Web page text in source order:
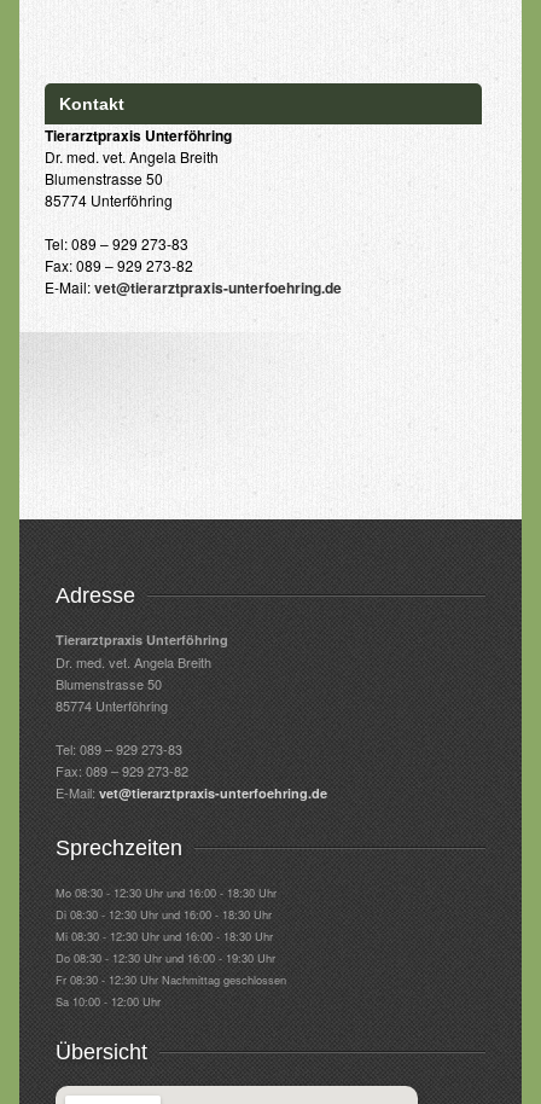
Kontakt
Kontakt
Tierarztpraxis Unterföhring
Dr. med. vet. Angela Breith
Blumenstrasse 50
85774 Unterföhring
Tel: 089 – 929 273-83
Fax: 089 – 929 273-82
E-Mail:vet@tierarztpraxis-unterfoehring.de
Adresse
Tierarztpraxis Unterföhring
Dr. med. vet. Angela Breith
Blumenstrasse 50
85774 Unterföhring
Tel: 089 – 929 273-83
Fax: 089 – 929 273-82
E-Mail: vet@tierarztpraxis-unterfoehring.de
Sprechzeiten
Mo 08:30 - 12:30 Uhr und 16:00 - 18:30 Uhr
Di 08:30 - 12:30 Uhr und 16:00 - 18:30 Uhr
Mi 08:30 - 12:30 Uhr und 16:00 - 18:30 Uhr
Do 08:30 - 12:30 Uhr und 16:00 - 19:30 Uhr
Fr 08:30 - 12:30 Uhr Nachmittag geschlossen
Sa 10:00 - 12:00 Uhr
Übersicht